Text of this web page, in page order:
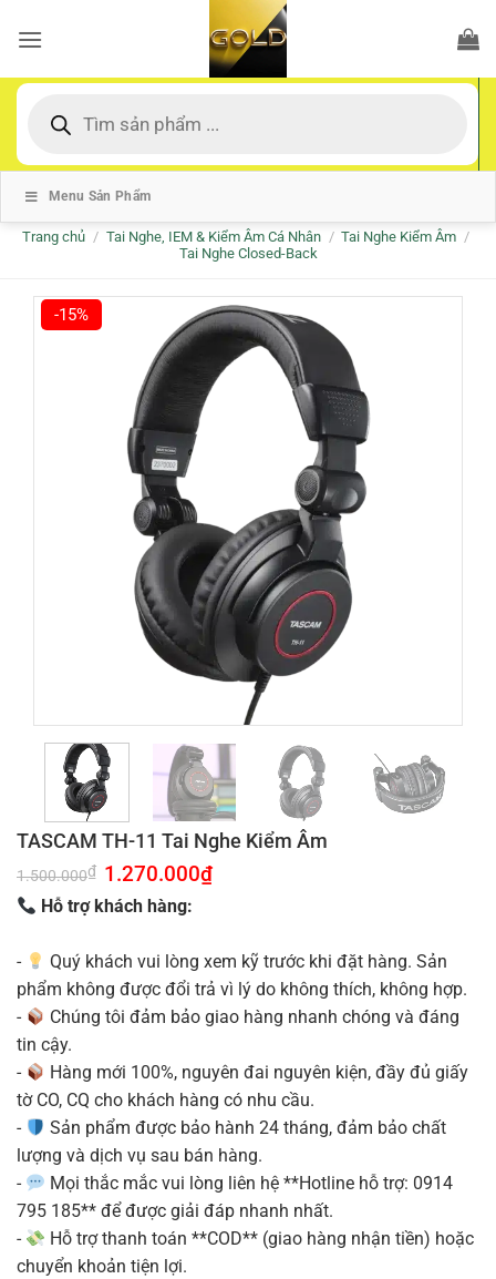
qua
dung
kiếm
Menu Sản Phẩm
Trang chủ / Tai Nghe, IEM & Kiểm Âm Cá Nhân / Tai Nghe Kiểm Âm /
Tai Nghe Closed-Back
-15%
TASCAM TH-11 Tai Nghe Kiểm Âm
1.500.000₫ Giá
gốc
là:
1.500.000₫.
1.270.000₫Giá
Hỗ trợ khách hàng:
-
Quý khách vui lòng xem kỹ trước khi đặt hàng. Sản
phẩm không được đổi trả vì lý do không thích, không hợp.
-
Chúng tôi đảm bảo giao hàng nhanh chóng và đáng
tin cậy.
-
Hàng mới 100%, nguyên đai nguyên kiện, đầy đủ giấy
tờ CO, CQ cho khách hàng có nhu cầu.
-
Sản phẩm được bảo hành 24 tháng, đảm bảo chất
lượng và dịch vụ sau bán hàng.
-
Mọi thắc mắc vui lòng liên hệ **Hotline hỗ trợ: 0914
795 185** để được giải đáp nhanh nhất.
-
Hỗ trợ thanh toán **COD** (giao hàng nhận tiền) hoặc
chuyển khoản tiện lợi.